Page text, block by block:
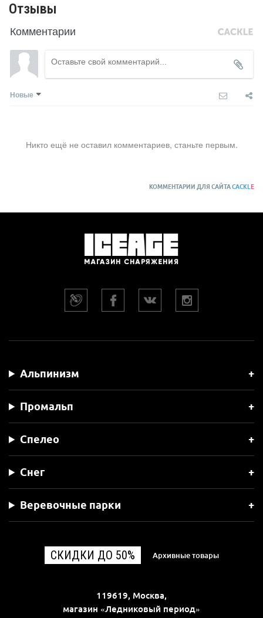
Отзывы
Комментарии
Новые
Никто ещё не оставил комментариев, станьте первым.
КОММЕНТАРИИ ДЛЯ САЙТАCACKLE
Альпинизм
Промальп
Спелео
Снег
Веревочные парки
СКИДКИ ДО 50% Архивные товары
119619, Москва,
магазин «Ледниковый период»